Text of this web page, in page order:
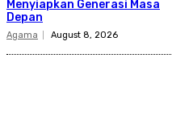
Menyiapkan Generasi Masa
Depan
Agama August 8, 2026